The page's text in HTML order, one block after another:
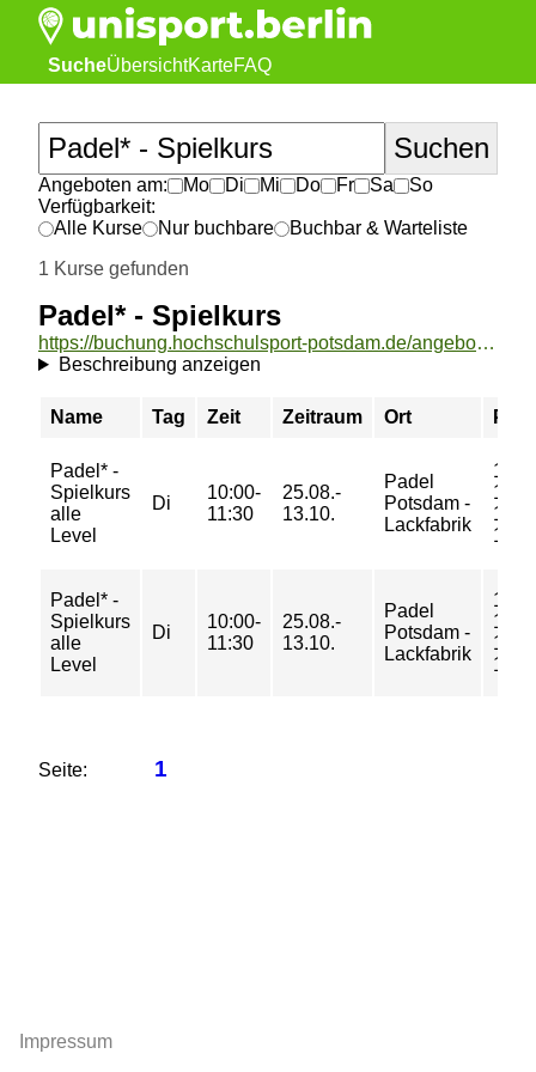
SucheÜbersichtKarteFAQ
Angeboten am: Mo Di Mi Do Fr Sa
So
Verfügbarkeit:
Alle Kurse
Nur buchbare
Buchbar & Warteliste
1 Kurse gefunden
Padel* - Spielkurs
https://buchung.hochschulsport-potsdam.de/angebote/aktueller_zeitraum/_Padel__-_Spielkurs.html
Beschreibung anzeigen
Name Tag Zeit Zeitraum Ort
Padel* -
Spielkurs
alle
Level
Di
10:00-
11:30
25.08.-
13.10.
Padel
Potsdam -
Lackfabrik
120/
130/
135/
140
Padel* -
Spielkurs
alle
Level
Di
10:00-
11:30
25.08.-
13.10.
Padel
Potsdam -
Lackfabrik
15/
16/
17/
18 €
Seite: 1
Impressum